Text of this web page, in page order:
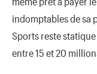
indomptables de sa
Sports reste
entre 15 et 20